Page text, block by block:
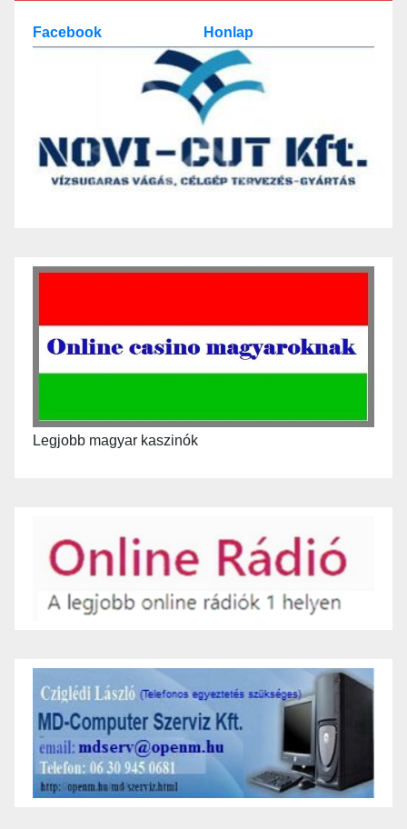
Facebook Honlap
Legjobb magyar kaszinók